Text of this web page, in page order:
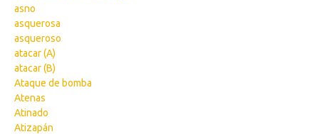
asno
asquerosa
asqueroso
atacar (A)
atacar (B)
Ataque de bomba
Atenas
Atinado
Atizapán